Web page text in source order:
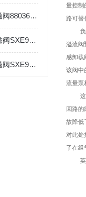
英国诺冠NORGREN电磁阀880360工作原理
英国诺冠NORGREN电磁阀SXE9573-Z70-60操作使用及参数
英国诺冠NORGREN电磁阀SXE9573-A70-00工作原理
量控制
路可替
溢流阀
感卸载
该阀中
流量泵
回路
故降低
对此处
了在组